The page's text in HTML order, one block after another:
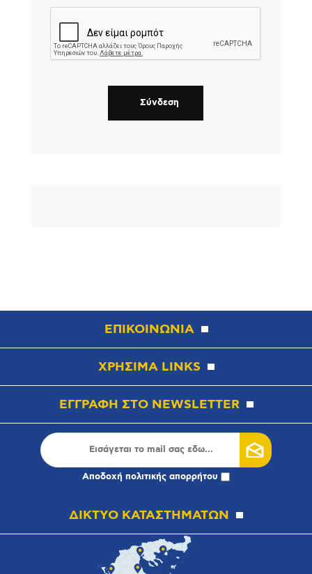
ΕΠΙΚΟΙΝΩΝΙΑ
ΧΡΗΣΙΜΑ LINKS
ΕΓΓΡΑΦΗ ΣΤΟ NEWSLETTER
Αποδοχή πολιτικής απορρήτου
ΔΙΚΤΥΟ ΚΑΤΑΣΤΗΜΑΤΩΝ